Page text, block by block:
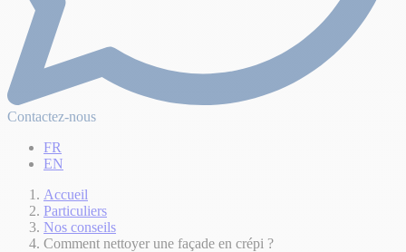
Contactez-nous
FR
EN
Accueil
Particuliers
Nos conseils
Comment nettoyer une façade en crépi ?